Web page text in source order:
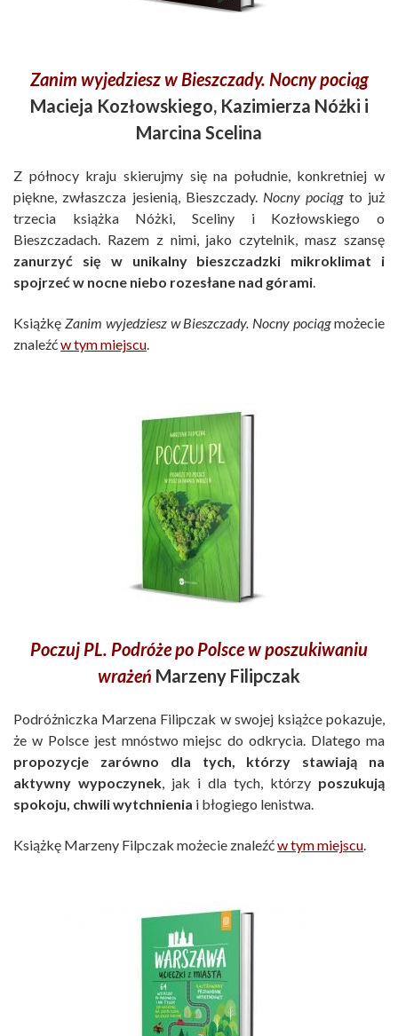
Zanim wyjedziesz w Bieszczady. Nocny pociąg
Macieja Kozłowskiego, Kazimierza Nóżki i
Marcina Scelina
Z północy kraju skierujmy się na południe, konkretniej w
piękne, zwłaszcza jesienią, Bieszczady. Nocny pociągto już
trzecia książka Nóżki, Sceliny i Kozłowskiego o
Bieszczadach. Razem z nimi, jako czytelnik, masz szansę
zanurzyć się w unikalny bieszczadzki mikroklimat i
spojrzeć w nocne niebo rozesłane nad górami.
Książkę Zanim wyjedziesz w Bieszczady. Nocny pociągmożecie
znaleźćw tym miejscu.
Poczuj PL. Podróże po Polsce w poszukiwaniu
wrażeń Marzeny Filipczak
Podróżniczka Marzena Filipczak w swojej książce pokazuje,
że w Polsce jest mnóstwo miejsc do odkrycia. Dlatego ma
propozycje zarówno dla tych, którzy stawiają na
aktywny wypoczynek , jak i dla tych, którzy poszukują
spokoju, chwili wytchnienia i błogiego lenistwa.
Książkę Marzeny Filpczak możecie znaleźćw tym miejscu